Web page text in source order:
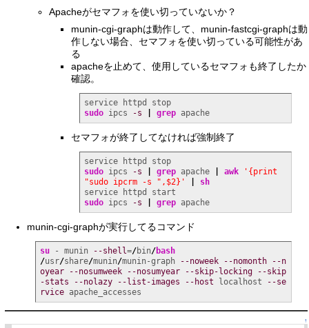
Apacheがセマフォを使い切っていないか？
munin-cgi-graphは動作して、munin-fastcgi-graphは動
作しない場合、セマフォを使い切っている可能性があ
る
apacheを止めて、使用しているセマフォも終了したか
確認。
service httpd stop
sudo ipcs -s grep apache
セマフォが終了してなければ強制終了
service httpd stop
sudo ipcs -s grep apache awk
'{print
"sudo ipcrm -s ",$2}'
sh
sudo ipcs -s grep apache
munin-cgi-graphが実行してるコマンド
su - munin --shell=/bin/bash
/usr/share/munin/munin-graph --noweek --nomonth
--n
oyear
--nosumweek --nosumyear --skip-locking
--skip
-stats
--nolazy --list-images --host localhost
--se
rvice apache_accesses
↑